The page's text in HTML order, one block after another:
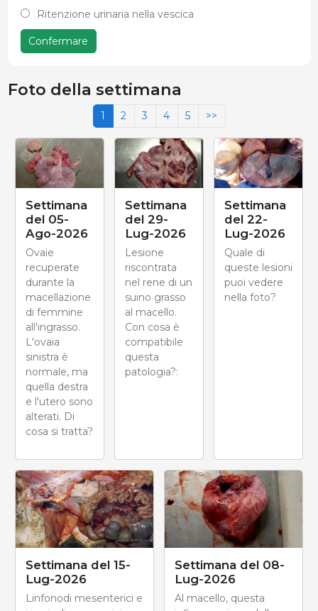
Ritenzione urinaria nella vescica
Confermare
Foto della settimana
1 2 3 4 5 >>
Settimana
del 05-
Ago-2026
Ovaie
recuperate
durante la
macellazione
di femmine
all'ingrasso.
L'ovaia
sinistra è
normale, ma
quella destra
e l'utero sono
alterati. Di
cosa si tratta?
Settimana
del 29-
Lug-2026
Lesione
riscontrata
nel rene di un
suino grasso
al macello.
Con cosa è
compatibile
questa
patologia?:
Settimana
del 22-
Lug-2026
Quale di
queste lesioni
puoi vedere
nella foto?
Settimana del 15-
Lug-2026
Linfonodi mesenterici e
Settimana del 08-
Lug-2026
Al macello, questa